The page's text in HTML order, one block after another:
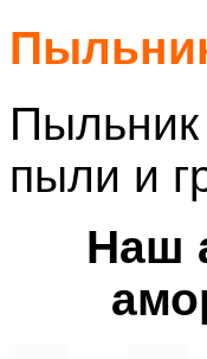
Пыльник
пыли и
Наш